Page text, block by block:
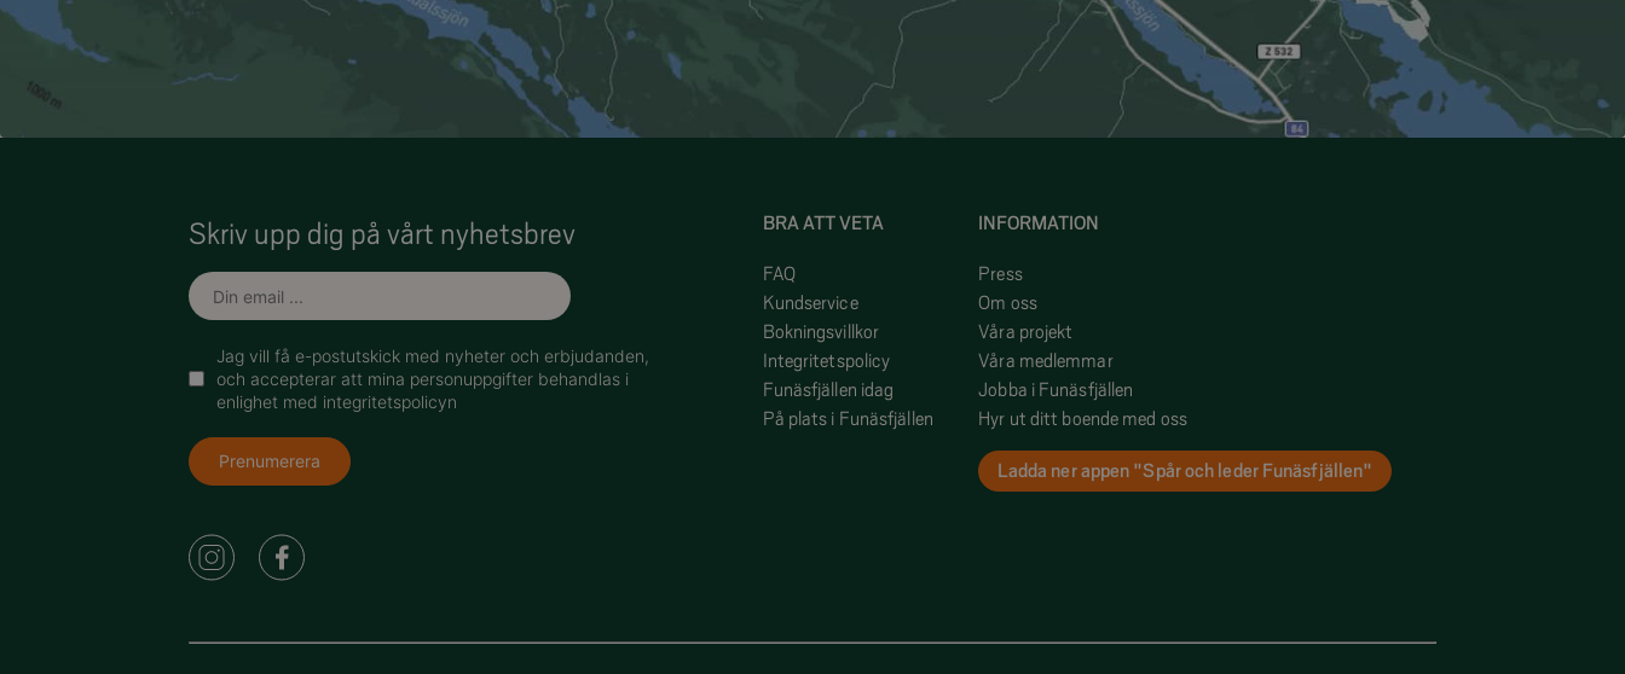
Skriv upp dig på vårt nyhetsbrev
Jag vill få e-postutskick med nyheter och erbjudanden,
och accepterar att mina personuppgifter behandlas i
enlighet med integritetspolicyn
Prenumerera
BRA ATT VETA
FAQ
Kundservice
Bokningsvillkor
Integritetspolicy
Funäsfjällen idag
På plats i Funäsfjällen
INFORMATION
Press
Om oss
Våra projekt
Våra medlemmar
Jobba i Funäsfjällen
Hyr ut ditt boende med oss
Ladda ner appen "Spår och leder Funäsfjällen"